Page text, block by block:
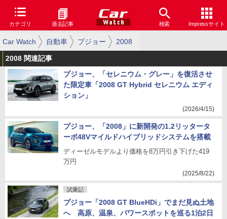
カテゴリ 過去記事 検索 Impressサイト
Car Watch 自動車 プジョー 2008
2008 関連記事
プジョー、「セレニウム・グレー」を復活させ
た限定車「2008 GT Hybrid セレニウム エディ
ション」
(2026/4/15)
プジョー、「2008」に新開発の1.2リッタータ
ーボ48Vマイルドハイブリッドシステムを搭載
ディーゼルモデルより価格を8万円引き下げた419
万円
(2025/8/22)
試乗記
プジョー「2008 GT BlueHDi」でまだ見ぬ土地
へ 高原、温泉、パワースポットを巡る1泊2日